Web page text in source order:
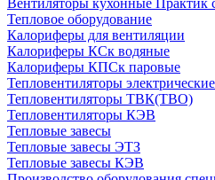
Вентиляторы кухонные Практик
Тепловое оборудование
Калориферы для вентиляции
Калориферы КСк водяные
Калориферы КПСк паровые
Тепловентиляторы
Тепловентиляторы ТВК(ТВО)
Тепловентиляторы КЭВ
Тепловые завесы
Тепловые завесы ЭТЗ
Тепловые завесы КЭВ